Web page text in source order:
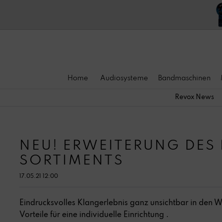
Home Audiosysteme Bandmaschinen
Revox News
NEU! ERWEITERUNG
SORTIMENTS
17.05.21 12:00
Eindrucksvolles Klangerlebnis ganz unsichtbar in den
Vorteile für eine individuelle Einrichtung .